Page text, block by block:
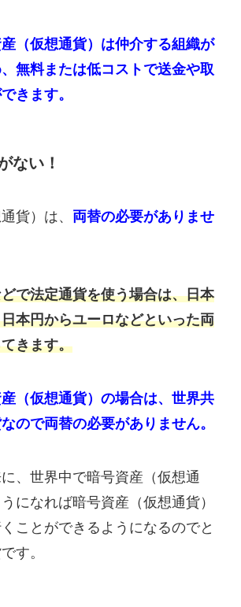
産（仮想通貨）は仲介する組織が
無料または低コストで送金や取
きます。
ない！
貨）は、 両替の必要がありませ
で法定通貨を使う場合は、日本
本円からユーロなどといった両
きます。
（仮想通貨）の場合は、世界共
ので両替の必要がありません。
、世界中で暗号資産（仮想通
になれば暗号資産（仮想通貨）
ことができるようになるのでと
す。